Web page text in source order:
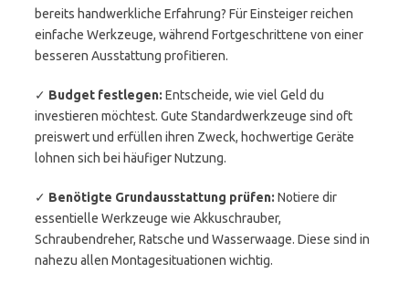
bereits handwerkliche Erfahrung? Für Einsteiger reichen
einfache Werkzeuge, während Fortgeschrittene von einer
besseren Ausstattung profitieren.
✓ Budget festlegen: Entscheide, wie viel Geld du
investieren möchtest. Gute Standardwerkzeuge sind oft
preiswert und erfüllen ihren Zweck, hochwertige Geräte
lohnen sich bei häufiger Nutzung.
✓ Benötigte Grundausstattung prüfen: Notiere dir
essentielle Werkzeuge wie Akkuschrauber,
Schraubendreher, Ratsche und Wasserwaage. Diese sind in
nahezu allen Montagesituationen wichtig.